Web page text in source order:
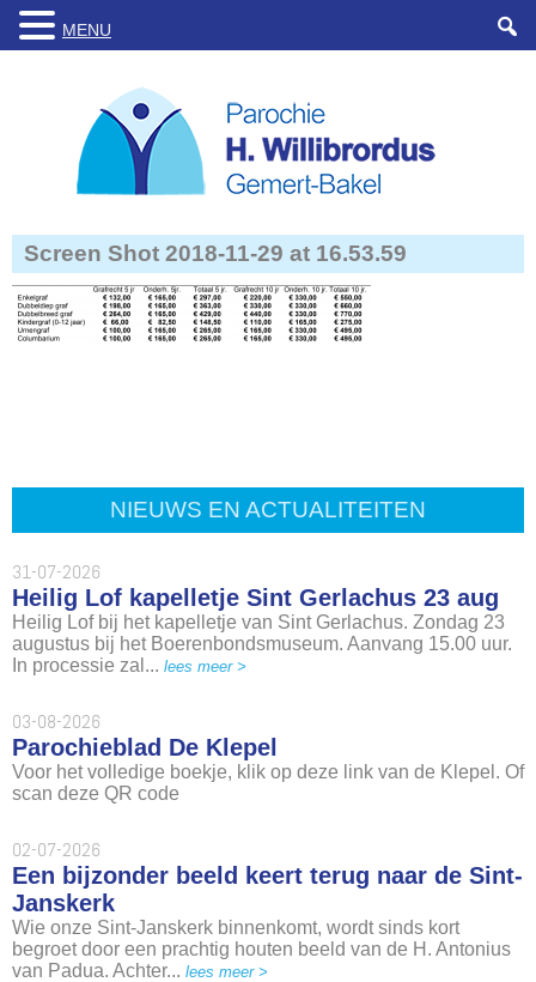
NIEUWS EN ACTUALITEITEN
31-07-2026
Heilig Lof kapelletje Sint Gerlachus 23 aug
Heilig Lof bij het kapelletje van Sint Gerlachus. Zondag 23
augustus bij het Boerenbondsmuseum. Aanvang 15.00 uur.
In processie zal... lees meer >
03-08-2026
Parochieblad De Klepel
Voor het volledige boekje, klik op deze link van de Klepel. Of
scan deze QR code
02-07-2026
Een bijzonder beeld keert terug naar de Sint-
Janskerk
Wie onze Sint-Janskerk binnenkomt, wordt sinds kort
begroet door een prachtig houten beeld van de H. Antonius
van Padua. Achter... lees meer >
Screen Shot 2018-11-29 at 16.53.59
MENU